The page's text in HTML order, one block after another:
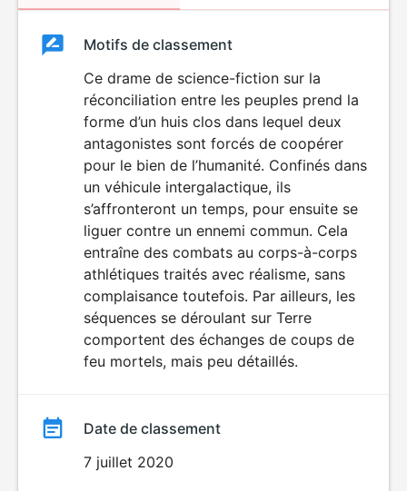
ClassementClassement
DÉCONSEILLÉ
AUX JEUNES
ENFANTS
Motifs de classement
Ce drame de science-fiction sur la
réconciliation entre les peuples prend la
forme d’un huis clos dans lequel deux
antagonistes sont forcés de coopérer
pour le bien de l’humanité. Confinés dans
un véhicule intergalactique, ils
s’affronteront un temps, pour ensuite se
liguer contre un ennemi commun. Cela
entraîne des combats au corps-à-corps
athlétiques traités avec réalisme, sans
complaisance toutefois. Par ailleurs, les
séquences se déroulant sur Terre
comportent des échanges de coups de
feu mortels, mais peu détaillés.
Date de classement
7 juillet 2020